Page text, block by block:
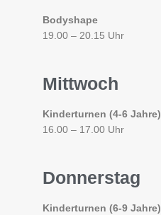
Bodyshape
19.00 – 20.15 Uhr
Mittwoch
Kinderturnen (4-6 Jahre)
16.00 – 17.00 Uhr
Donnerstag
Kinderturnen (6-9 Jahre)